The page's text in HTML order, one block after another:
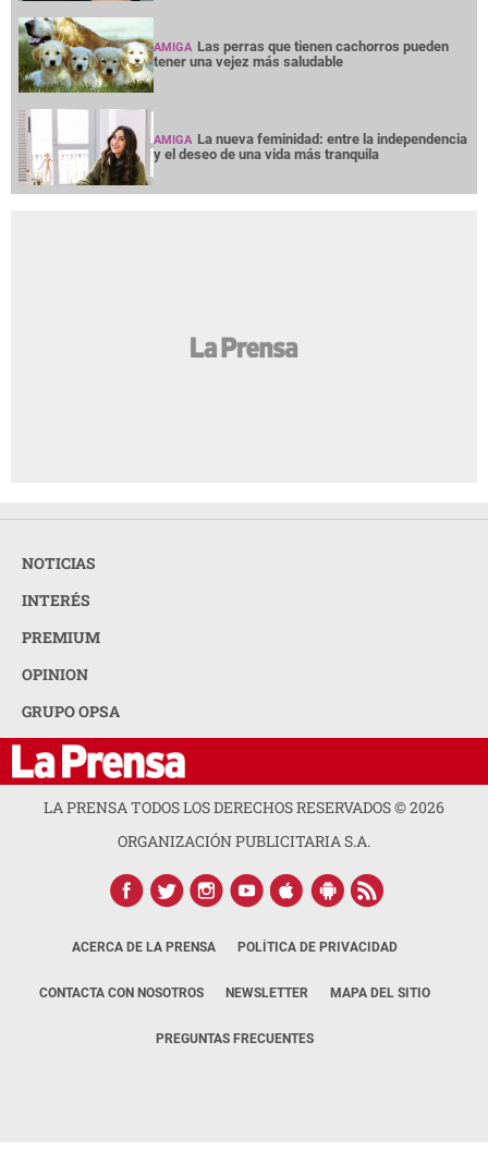
AMIGA Las perras que tienen cachorros pueden
tener una vejez más saludable
AMIGA La nueva feminidad: entre la independencia
y el deseo de una vida más tranquila
NOTICIAS
INTERÉS
PREMIUM
OPINION
GRUPO OPSA
LA PRENSA TODOS LOS DERECHOS RESERVADOS ©2026
ORGANIZACIÓN PUBLICITARIA S.A.
ACERCA DE LA PRENSA POLÍTICA DE PRIVACIDAD
CONTACTA CON NOSOTROS NEWSLETTER MAPA DEL SITIO
PREGUNTAS FRECUENTES